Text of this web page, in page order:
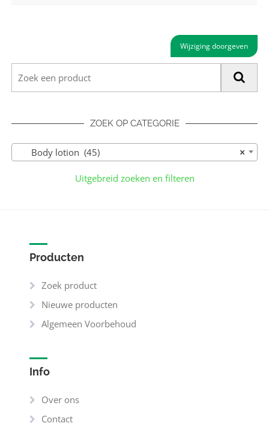
Wijziging doorgeven
ZOEK OP CATEGORIE
×
Body lotion (45)
Uitgebreid zoeken en filteren
Producten
Zoek product
Nieuwe producten
Algemeen Voorbehoud
Info
Over ons
Contact